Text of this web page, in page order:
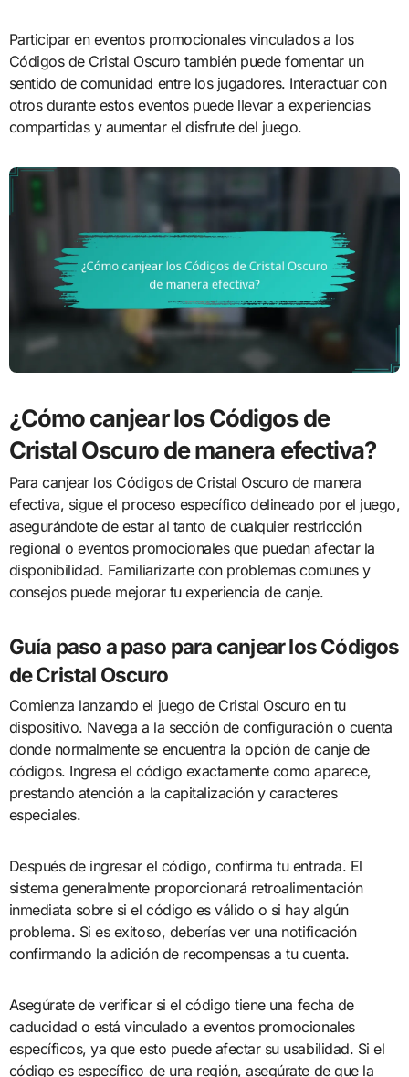
Participar en eventos promocionales vinculados a los
Códigos de Cristal Oscuro también puede fomentar un
sentido de comunidad entre los jugadores. Interactuar con
otros durante estos eventos puede llevar a experiencias
compartidas y aumentar el disfrute del juego.
¿Cómo canjear los Códigos de
Cristal Oscuro de manera efectiva?
Para canjear los Códigos de Cristal Oscuro de manera
efectiva, sigue el proceso específico delineado por el juego,
asegurándote de estar al tanto de cualquier restricción
regional o eventos promocionales que puedan afectar la
disponibilidad. Familiarizarte con problemas comunes y
consejos puede mejorar tu experiencia de canje.
Guía paso a paso para canjear los Códigos
de Cristal Oscuro
Comienza lanzando el juego de Cristal Oscuro en tu
dispositivo. Navega a la sección de configuración o cuenta
donde normalmente se encuentra la opción de canje de
códigos. Ingresa el código exactamente como aparece,
prestando atención a la capitalización y caracteres
especiales.
Después de ingresar el código, confirma tu entrada. El
sistema generalmente proporcionará retroalimentación
inmediata sobre si el código es válido o si hay algún
problema. Si es exitoso, deberías ver una notificación
confirmando la adición de recompensas a tu cuenta.
Asegúrate de verificar si el código tiene una fecha de
caducidad o está vinculado a eventos promocionales
específicos, ya que esto puede afectar su usabilidad. Si el
código es específico de una región, asegúrate de que la